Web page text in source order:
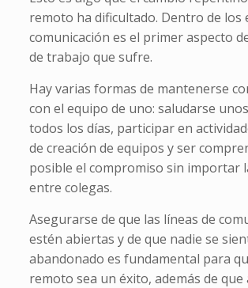
remoto ha dificultado. Dentro de los
comunicación es el primer aspecto
de trabajo que sufre.
Hay varias formas de mantenerse
con el equipo de uno: saludarse
todos los días, participar en
de creación de equipos y ser
posible el compromiso sin importar
entre colegas.
Asegurarse de que las líneas de
estén abiertas y de que nadie se
abandonado es fundamental para
remoto sea un éxito, además de que